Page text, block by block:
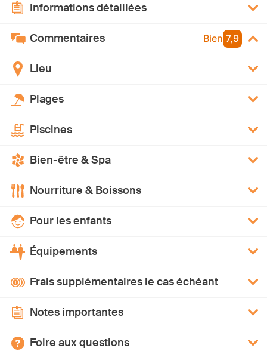
Informations détaillées
Commentaires Bien 7,9
Lieu
Plages
Piscines
Bien-être & Spa
Nourriture & Boissons
Pour les enfants
Équipements
Frais supplémentaires le cas échéant
Notes importantes
Foire aux questions